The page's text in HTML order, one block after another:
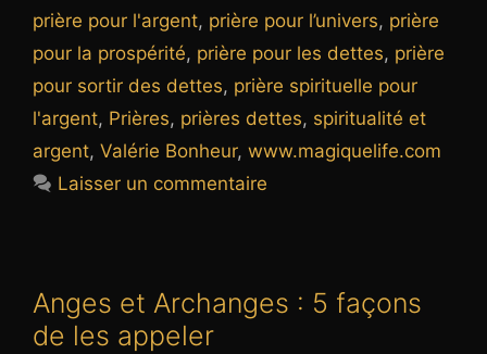
prière pour l'argent, prière pour l’univers, prière
pour la prospérité, prière pour les dettes, prière
pour sortir des dettes, prière spirituelle pour
l'argent, Prières, prières dettes, spiritualité et
argent, Valérie Bonheur, www.magiquelife.com
Laisser un commentaire
Anges et Archanges : 5 façons
de les appeler